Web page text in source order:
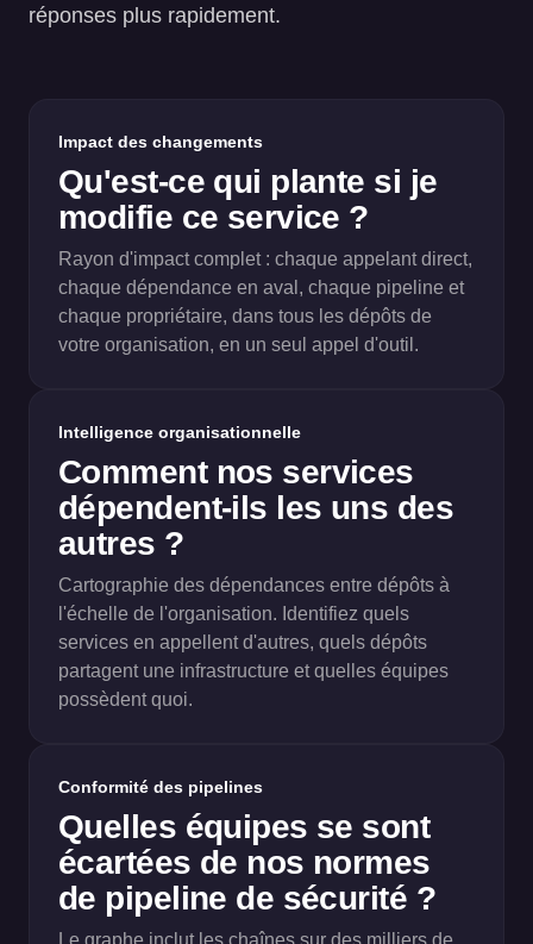
réponses plus rapidement.
Impact des changements
Qu'est-ce qui plante si je
modifie ce service ?
Rayon d'impact complet : chaque appelant direct,
chaque dépendance en aval, chaque pipeline et
chaque propriétaire, dans tous les dépôts de
votre organisation, en un seul appel d'outil.
Intelligence organisationnelle
Comment nos services
dépendent-ils les uns des
autres ?
Cartographie des dépendances entre dépôts à
l'échelle de l'organisation. Identifiez quels
services en appellent d'autres, quels dépôts
partagent une infrastructure et quelles équipes
possèdent quoi.
Conformité des pipelines
Quelles équipes se sont
écartées de nos normes
de pipeline de sécurité ?